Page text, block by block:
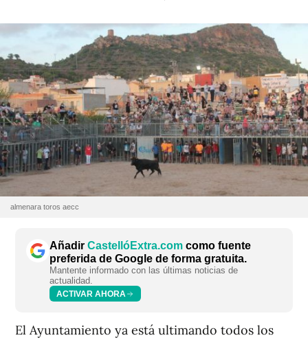
almenara toros aecc
Añadir CastellóExtra.com como fuente
preferida de Google de forma gratuita.
Mantente informado con las últimas noticias de
actualidad.
ACTIVAR AHORA
El Ayuntamiento ya está ultimando todos los